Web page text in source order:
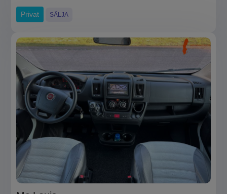
Privat SÄLJA